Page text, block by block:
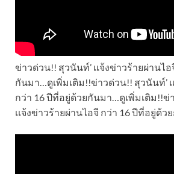
ข่าวด่วน!! สุวนันท์’ เเจ้งข่าวร้ายผ่านไ
กันมา…ดูเพิ่มเติม!!ข่าวด่วน!! สุวนันท์’ เ
กว่า 16 ปีที่อยู่ด้วยกันมา…ดูเพิ่มเติม!!ข่
เเจ้งข่าวร้ายผ่านไอจี กว่า 16 ปีที่อยู่ด้